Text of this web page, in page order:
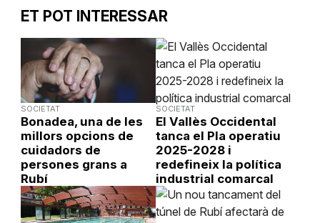
ET POT INTERESSAR
SOCIETAT
Bonadea, una de les
millors opcions de
cuidadors de
persones grans a
Rubí
SOCIETAT
El Vallès Occidental
tanca el Pla operatiu
2025-2028 i
redefineix la política
industrial comarcal